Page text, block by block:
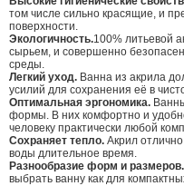
том числе сильно красящие, и
поверхности.
Экологичность.100% литьевой
сырьем, и совершенно
среды.
Легкий уход. Ванна из акрила
усилий для сохранения её в
Оптимальная эргономика.
формы. В них комфортно и
человеку практически любой
Сохраняет тепло. Акрил
воды длительное время.
Разнообразие форм и размеров.
выбрать ванну как для